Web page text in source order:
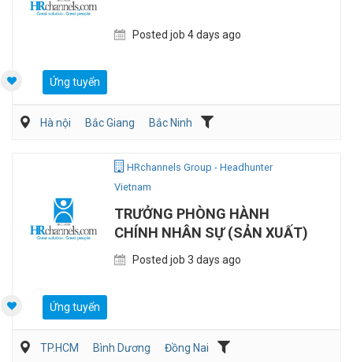
Posted job 4 days ago
Ứng tuyển
Hà nội Bắc Giang
Bắc Ninh
HRchannels Group - Headhunter
Vietnam
TRƯỞNG PHÒNG HÀNH
CHÍNH NHÂN SỰ (SẢN XUẤT)
Posted job 3 days ago
Ứng tuyển
TP.HCM Bình Dương
Đồng Nai